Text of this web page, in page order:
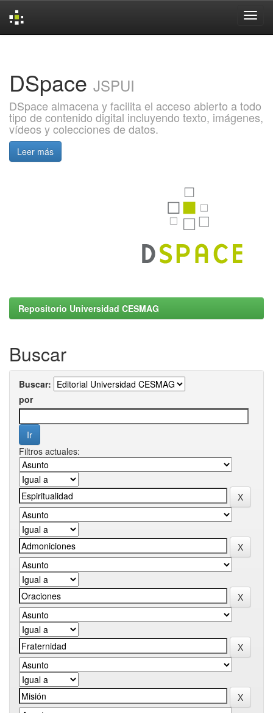
DSpace JSPUI
DSpace almacena y facilita el acceso abierto a todo
tipo de contenido digital incluyendo texto, imágenes,
vídeos y colecciones de datos.
Leer más
Repositorio Universidad CESMAG
Buscar
Buscar:
por
Filtros actuales: